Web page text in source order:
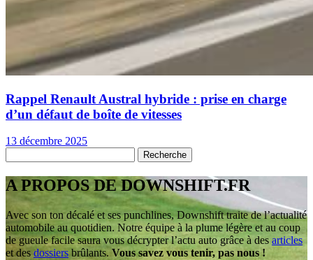
Rappel Renault Austral hybride : prise en charge
d’un défaut de boîte de vitesses
13 décembre 2025
A PROPOS DE DOWNSHIFT.FR
Avec son ton décalé et ses punchlines, Downshift traite de l’actualité
automobile au quotidien. Notre équipe à la plume légère et au coup
de gueule facile saura vous décrypter l’actu auto grâce à des articles
et des dossiers brûlants. Vous savez vous tenir, pas nous !